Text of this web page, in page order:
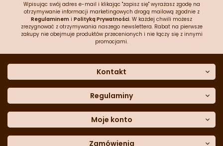
Wpisując swój adres e-mail i klikając "zapisz się" wyrażasz zgodę na
otrzymywanie informacji marketingowych drogą mailową zgodnie z
Regulaminem i Polityką Prywatności. W każdej chwili możesz
zrezygnować z otrzymywania naszego newslettera. Rabat na pierwsze
zakupy nie obejmuje produktów przecenionych i nie łączy się z innymi
promocjami.
Kontakt
Dane kontaktowe
Często zadawane pytania
Sklep stacjonarny
Formularz kontaktowy
Blog
Regulaminy
Polityka prywatności
Polityka cookies
Polityka reklamacji
Moje konto
Moje dane
Zamówienia